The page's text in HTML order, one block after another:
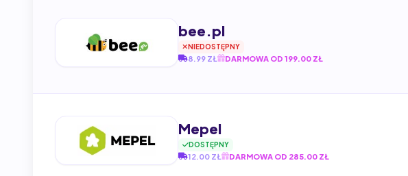
bee.pl
NIEDOSTĘPNY
8.99 ZŁ DARMOWA OD 199.00 ZŁ
Mepel
DOSTĘPNY
12.00 ZŁ DARMOWA OD 285.00 ZŁ